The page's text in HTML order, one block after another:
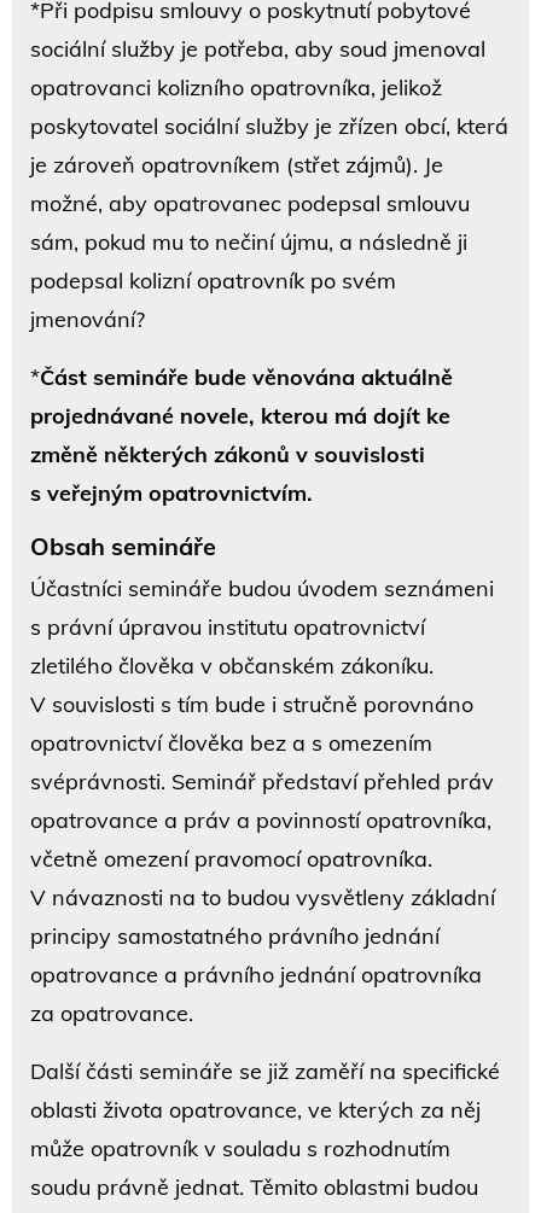
*Při podpisu smlouvy o poskytnutí pobytové
sociální služby je potřeba, aby soud jmenoval
opatrovanci kolizního opatrovníka, jelikož
poskytovatel sociální služby je zřízen obcí, která
je zároveň opatrovníkem (střet zájmů). Je
možné, aby opatrovanec podepsal smlouvu
sám, pokud mu to nečiní újmu, a následně ji
podepsal kolizní opatrovník po svém
jmenování?
*Část semináře bude věnována aktuálně
projednávané novele, kterou má dojít ke
změně některých zákonů v souvislosti
s veřejným opatrovnictvím.
Obsah semináře
Účastníci semináře budou úvodem seznámeni
s právní úpravou institutu opatrovnictví
zletilého člověka v občanském zákoníku.
V souvislosti s tím bude i stručně porovnáno
opatrovnictví člověka bez a s omezením
svéprávnosti. Seminář představí přehled práv
opatrovance a práv a povinností opatrovníka,
včetně omezení pravomocí opatrovníka.
V návaznosti na to budou vysvětleny základní
principy samostatného právního jednání
opatrovance a právního jednání opatrovníka
za opatrovance.
Další části semináře se již zaměří na specifické
oblasti života opatrovance, ve kterých za něj
může opatrovník v souladu s rozhodnutím
soudu právně jednat. Těmito oblastmi budou